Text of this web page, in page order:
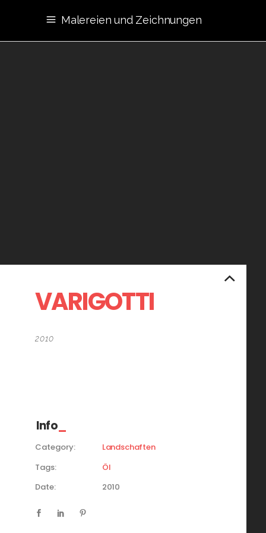
Malereien und Zeichnungen
VARIGOTTI
2010
Info
Category:
Landschaften
Tags:
Öl
Date:
2010